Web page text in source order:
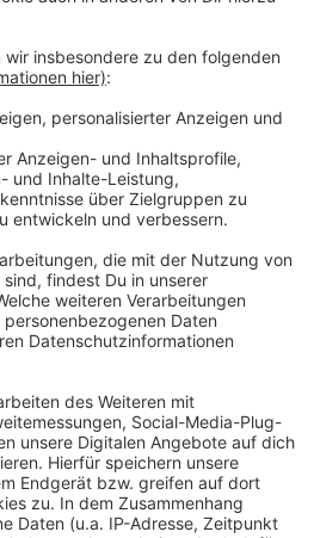
aus unserer Stadt
können MINT-Berufe
wird "Bibliothek der Dinge"
beziehen Stellung gegen